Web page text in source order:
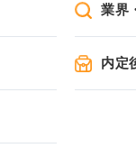
業界
内定